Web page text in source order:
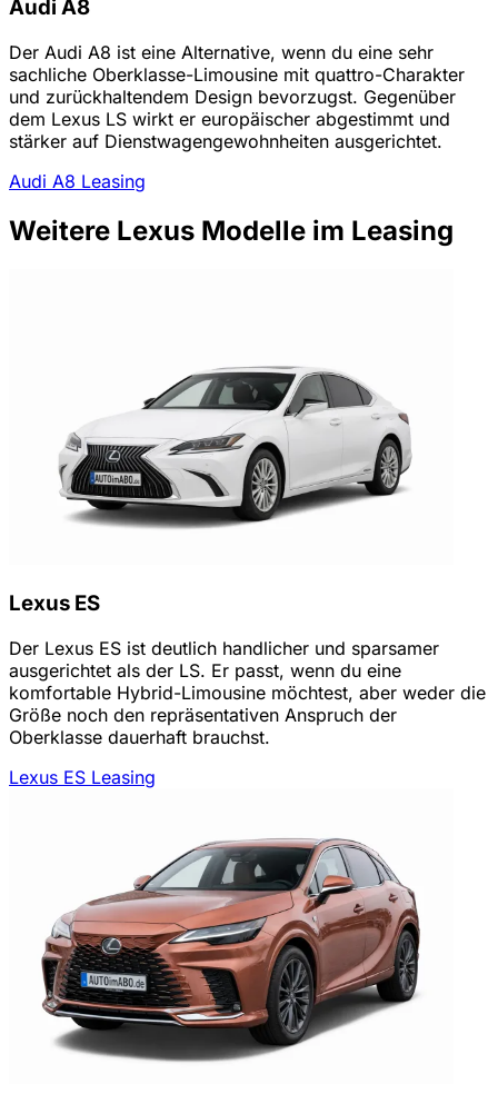
Audi A8
Der Audi A8 ist eine Alternative, wenn du eine sehr
sachliche Oberklasse-Limousine mit quattro-Charakter
und zurückhaltendem Design bevorzugst. Gegenüber
dem Lexus LS wirkt er europäischer abgestimmt und
stärker auf Dienstwagengewohnheiten ausgerichtet.
Audi A8 Leasing
Weitere Lexus Modelle im Leasing
Lexus ES
Der Lexus ES ist deutlich handlicher und sparsamer
ausgerichtet als der LS. Er passt, wenn du eine
komfortable Hybrid-Limousine möchtest, aber weder die
Größe noch den repräsentativen Anspruch der
Oberklasse dauerhaft brauchst.
Lexus ES Leasing